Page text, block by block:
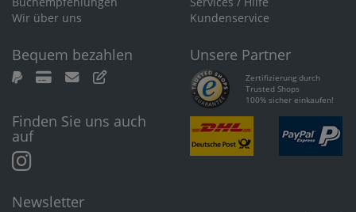
Wir über uns
Kundenservice
Bequem bezahlen
Finden Sie uns auch
auf
Unsere Partner
Zertifizierung durch
Trusted Shops
100% sicher einkaufen!
Newsletter